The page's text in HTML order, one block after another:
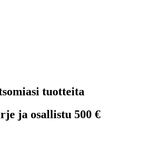
tuotteita
ja osallistu 500 €